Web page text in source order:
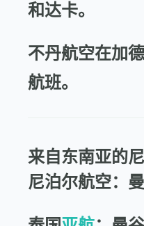
和达卡。
不丹航空在加
航班。
来自东南亚的
尼泊尔航空：